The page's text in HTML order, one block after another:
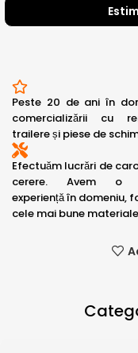
Peste 20 de ani în
comercializării cu
trailere și piese de
Efectuăm lucrări de
cerere. Avem o
experiență în domeniu,
cele mai bune